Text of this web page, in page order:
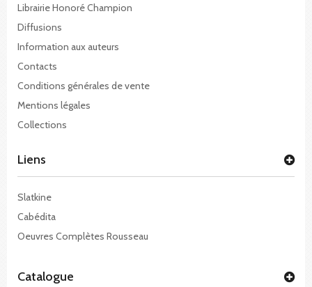
Librairie Honoré Champion
Diffusions
Information aux auteurs
Contacts
Conditions générales de vente
Mentions légales
Collections
Liens
Slatkine
Cabédita
Oeuvres Complètes Rousseau
Catalogue